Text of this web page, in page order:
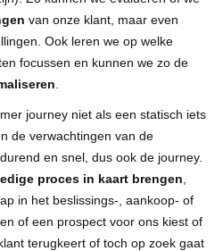
van onze klant, maar even
Ook leren we op welke
focussen en kunnen we zo de
journey niet als een statisch iets
de verwachtingen van de
en snel, dus ook de journey.
proces in kaart brengen
in het beslissings-, aankoop- of
of een prospect voor ons kiest of
terugkeert of toch op zoek gaat